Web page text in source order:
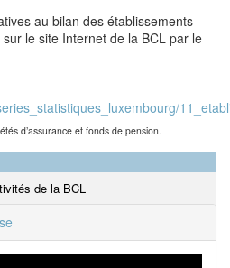
au bilan des établissements
le site Internet de la BCL par le
d’assurance et fonds de pension.
de la BCL